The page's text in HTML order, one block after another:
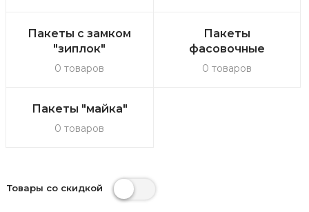
Пакеты с замком
"зиплок"
0 товаров
Пакеты
фасовочные
0 товаров
Пакеты "майка"
0 товаров
Товары со скидкой